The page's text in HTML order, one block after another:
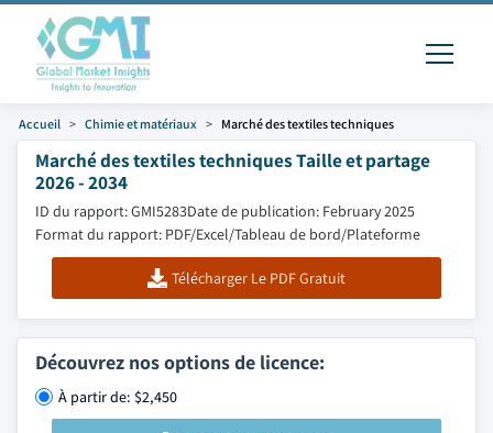
Accueil Chimie et matériaux Marché des textiles techniques
Marché des textiles techniques Taille et partage
2026 - 2034
ID du rapport: GMI5283Date de publication: February 2025
Format du rapport: PDF/Excel/Tableau de bord/Plateforme
Télécharger Le PDF Gratuit
Découvrez nos options de licence:
À partir de: $2,450